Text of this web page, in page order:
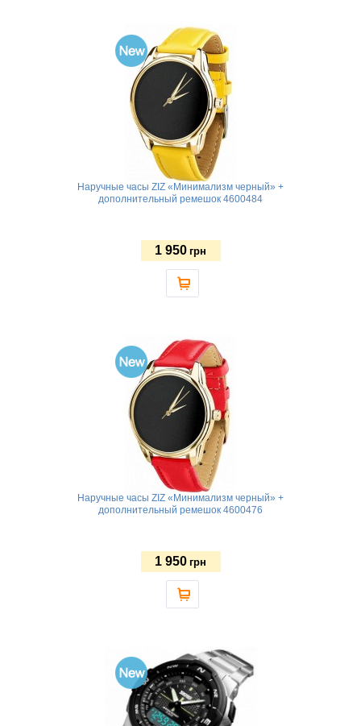
Наручные часы ZIZ «Минимализм черный» +
дополнительный ремешок 4600484
1 950 грн
Наручные часы ZIZ «Минимализм черный» +
дополнительный ремешок 4600476
1 950 грн